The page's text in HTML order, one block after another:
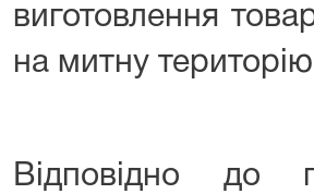
виготовлення
на митну
Відповідно до